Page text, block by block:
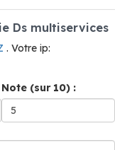
Ds multiservices
. Votre ip:
Note (sur 10) :